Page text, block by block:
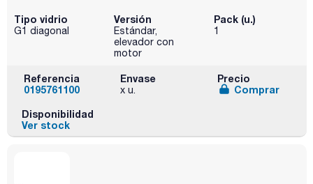
Tipo vidrio
G1 diagonal
Versión
Estándar,
elevador con
motor
Pack (u.)
1
Referencia
0195761100
Envase
x u.
Precio
Comprar
Disponibilidad
Ver stock